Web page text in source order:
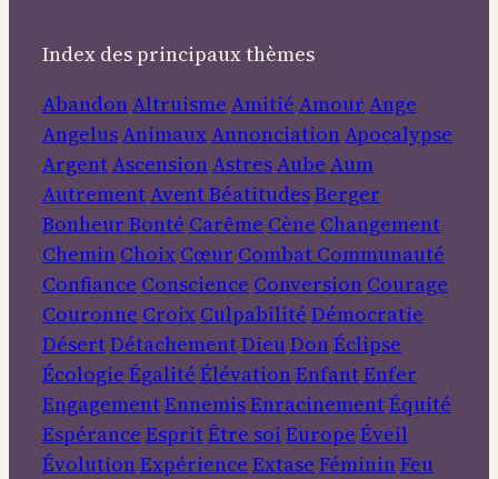
Index des principaux thèmes
AbandonAltruisme Amitié Amour Ange
AngelusAnimauxAnnonciationApocalypse
ArgentAscensionAstresAube Aum
AutrementAventBéatitudesBerger
Bonheur Bonté Carême Cène Changement
Chemin Choix Cœur Combat Communauté
Confiance Conscience Conversion Courage
Couronne Croix Culpabilité Démocratie
DésertDétachementDieuDonÉclipse
Écologie Égalité ÉlévationEnfantEnfer
EngagementEnnemisEnracinementÉquité
Espérance EspritÊtre soi Europe Éveil
ÉvolutionExpérience Extase FémininFeu